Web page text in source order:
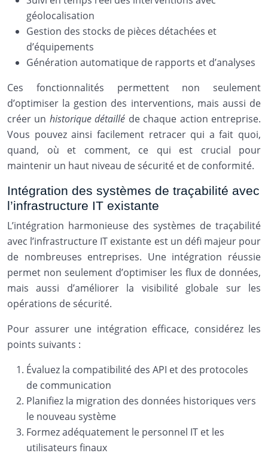
géolocalisation
Gestion des stocks de pièces détachées et
d’équipements
Génération automatique de rapports et d’analyses
Ces fonctionnalités permettent non seulement
d’optimiser la gestion des interventions, mais aussi de
créer un historique détaillé de chaque action entreprise.
Vous pouvez ainsi facilement retracer qui a fait quoi,
quand, où et comment, ce qui est crucial pour
maintenir un haut niveau de sécurité et de conformité.
Intégration des systèmes de traçabilité avec
l’infrastructure IT existante
L’intégration harmonieuse des systèmes de traçabilité
avec l’infrastructure IT existante est un défi majeur pour
de nombreuses entreprises. Une intégration réussie
permet non seulement d’optimiser les flux de données,
mais aussi d’améliorer la visibilité globale sur les
opérations de sécurité.
Pour assurer une intégration efficace, considérez les
points suivants :
Évaluez la compatibilité des API et des protocoles
de communication
Planifiez la migration des données historiques vers
le nouveau système
Formez adéquatement le personnel IT et les
utilisateurs finaux